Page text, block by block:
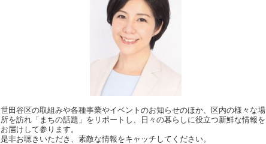
世田谷区の取組みや各種事業やイベントのお知らせのほか、区内の様々な場
所を訪れ「まちの話題」をリポートし、日々の暮らしに役立つ新鮮な情報を
お届けして参ります。
是非お聴きいただき、素敵な情報をキャッチしてください。